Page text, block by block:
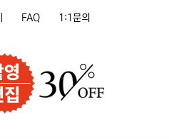
FAQ 1:1문의